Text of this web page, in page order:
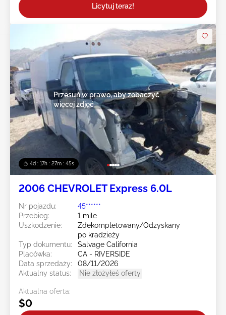
Licytuj teraz!
4d : 17h : 27m : 43s
Przesuń w prawo, aby zobaczyć
więcej zdjęć
2006 CHEVROLET Express 6.0L
Nr pojazdu:
45******
Przebieg:
1 mile
Uszkodzenie:
Zdekompletowany/Odzyskany
po kradzieży
Typ dokumentu:
Salvage California
Placówka:
CA - RIVERSIDE
Data sprzedaży:
08/11/2026
Aktualny status:
Nie złożyłeś oferty
Aktualna oferta:
$0